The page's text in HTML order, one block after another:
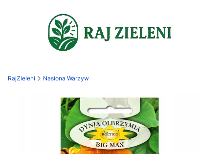
RajZieleni Nasiona Warzyw